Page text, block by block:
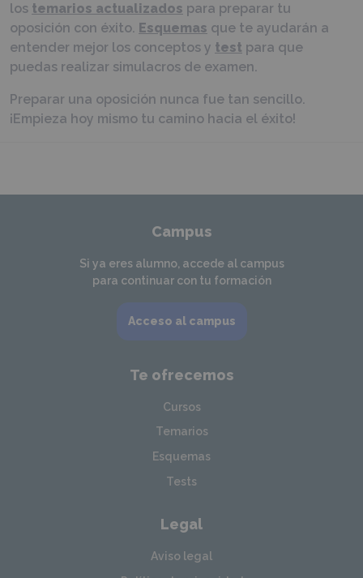
los temarios actualizados para preparar tu
oposición con éxito. Esquemas que te ayudarán a
entender mejor los conceptos y test para que
puedas realizar simulacros de examen.
Preparar una oposición nunca fue tan sencillo.
¡Empieza hoy mismo tu camino hacia el éxito!
Campus
Si ya eres alumno, accede al campus
para continuar con tu formación
Acceso al campus
Te ofrecemos
Cursos
Temarios
Esquemas
Tests
Legal
Aviso legal